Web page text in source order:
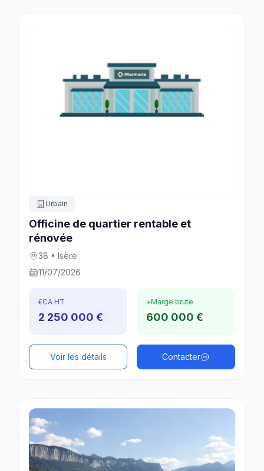
Urbain
Officine de quartier rentable et
rénovée
38 • Isère
11/07/2026
€CA HT
2 250 000 €
+Marge brute
600 000 €
Voir les détails Contacter